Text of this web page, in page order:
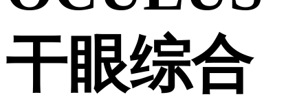
干眼综合